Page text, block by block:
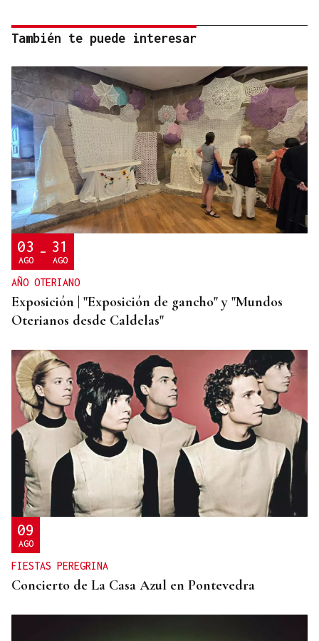
También te puede interesar
03
AGO - 31
AGO
AÑO OTERIANO
Exposición | "Exposición de gancho" y "Mundos
Oterianos desde Caldelas"
09
AGO
FIESTAS PEREGRINA
Concierto de La Casa Azul en Pontevedra